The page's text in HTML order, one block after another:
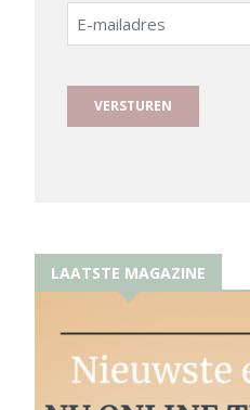
E-
mailadres
LAATSTE MAGAZINE